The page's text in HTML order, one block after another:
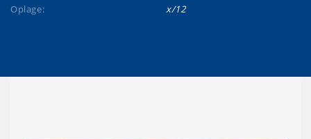
Oplage:
x/12